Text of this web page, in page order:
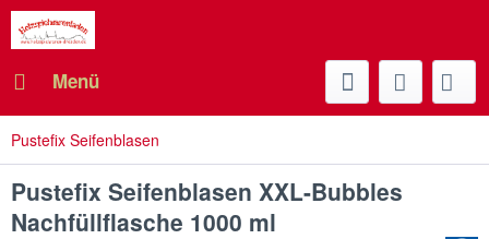
Menü
Pustefix Seifenblasen
Pustefix Seifenblasen XXL-Bubbles
Nachfüllflasche 1000 ml